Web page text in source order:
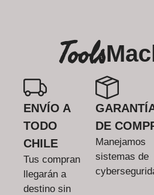
Tools
ENVÍO A
TODO
CHILE
Tus compran
llegarán a
destino sin
DE
Manejamos
sistemas de